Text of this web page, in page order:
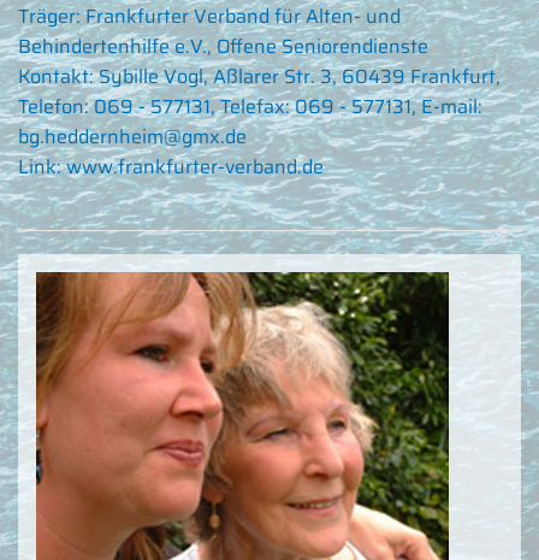
Träger: Frankfurter Verband für Alten- und
Behindertenhilfe e.V., Offene Seniorendienste
Kontakt: Sybille Vogl, Aßlarer Str. 3, 60439 Frankfurt,
Telefon: 069 - 577131, Telefax: 069 - 577131, E-mail:
bg.heddernheim@gmx.de
Link:www.frankfurter-verband.de